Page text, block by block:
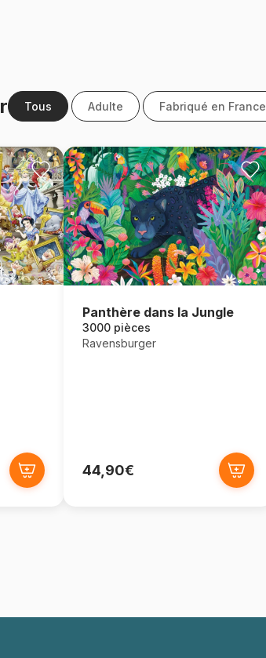
Tous Adulte Fabriqué en France
Panthère dans la Jungle
3000 pièces
Ravensburger
44,90€